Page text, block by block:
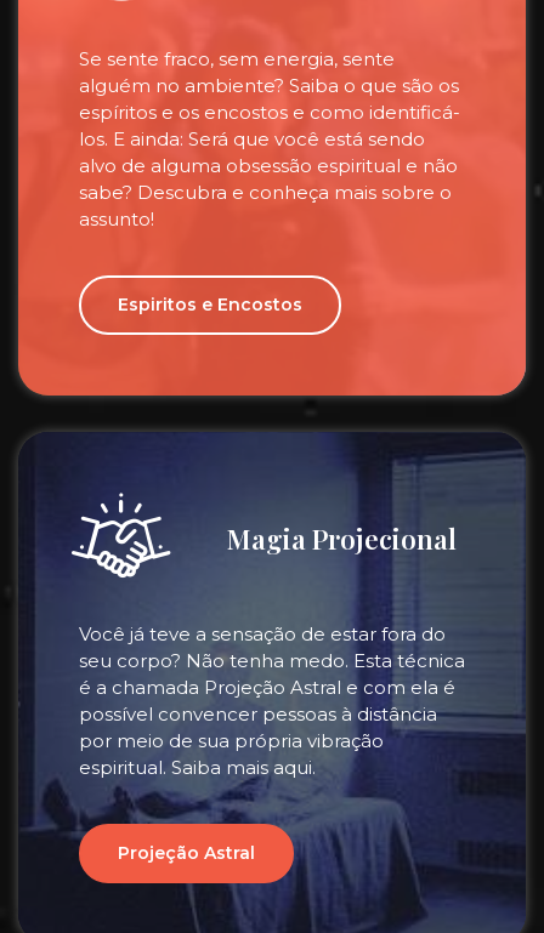
Se sente fraco, sem energia, sente
alguém no ambiente? Saiba o que são os
espíritos e os encostos e como identificá-
los. E ainda: Será que você está sendo
alvo de alguma obsessão espiritual e não
sabe? Descubra e conheça mais sobre o
assunto!
Espiritos e Encostos
Magia Projecional
Você já teve a sensação de estar fora do
seu corpo? Não tenha medo. Esta técnica
é a chamada Projeção Astral e com ela é
possível convencer pessoas à distância
por meio de sua própria vibração
espiritual. Saiba mais aqui.
Projeção Astral